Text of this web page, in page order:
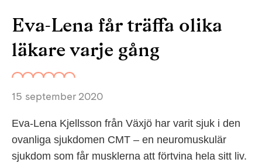
Eva-Lena får träffa olika
läkare varje gång
15 september 2020
Eva-Lena Kjellsson från Växjö har varit sjuk i den
ovanliga sjukdomen CMT – en neuromuskulär
sjukdom som får musklerna att förtvina hela sitt liv.